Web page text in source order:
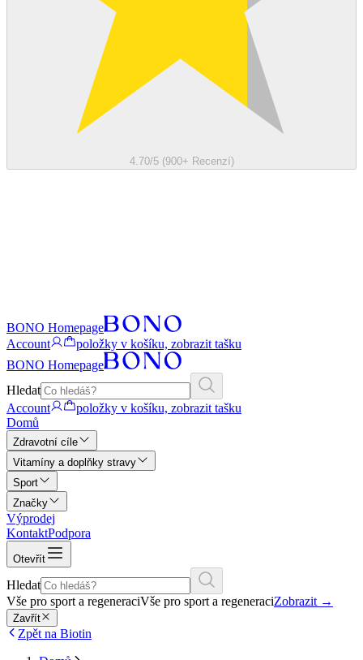
4.70/5 (900+ Recenzí)
BONO Homepage
Account
položky v košíku, zobrazit tašku
BONO Homepage
Hledat
Account
položky v košíku, zobrazit tašku
Domů
Zdravotní cíle
Vitamíny a doplňky stravy
Sport
Značky
Výprodej
KontaktPodpora
Otevřít
Hledat
Vše pro sport a regeneraciVše pro sport a regeneraciZobrazit →
Zavřít
Zpět na Biotin